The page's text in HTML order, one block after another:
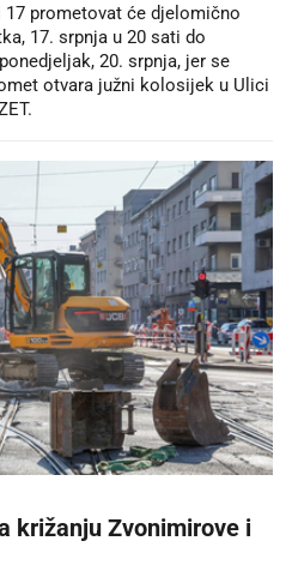
17 prometovat će djelomično
17. srpnja u 20 sati do
20. srpnja, jer se
otvara južni kolosijek u Ulici
križanju Zvonimirove i